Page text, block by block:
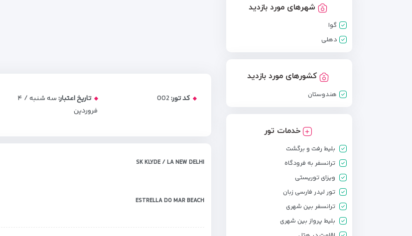
شهرهای مورد بازدید
گوا
دهلی
کشورهای مورد بازدید
هندوستان
خدمات تور
بلیط رفت و برگشت
ترانسفر به فرودگاه
ویزای توریستی
تور لیدر فارسی زبان
ترانسفر بین شهری
بلیط پرواز بین شهری
کد تور:002 تاریخ اعتبار:
سه شنبه / ۴
فروردین
SK KLYDE / LA NEW DELHI
ESTRELLA DO MAR BEACH